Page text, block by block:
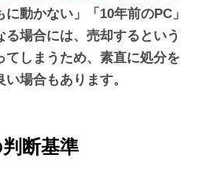
動かない」「10年前のPC」
る場合には、売却するという
てしまうため、素直に処分を
場合もあります。
断基準